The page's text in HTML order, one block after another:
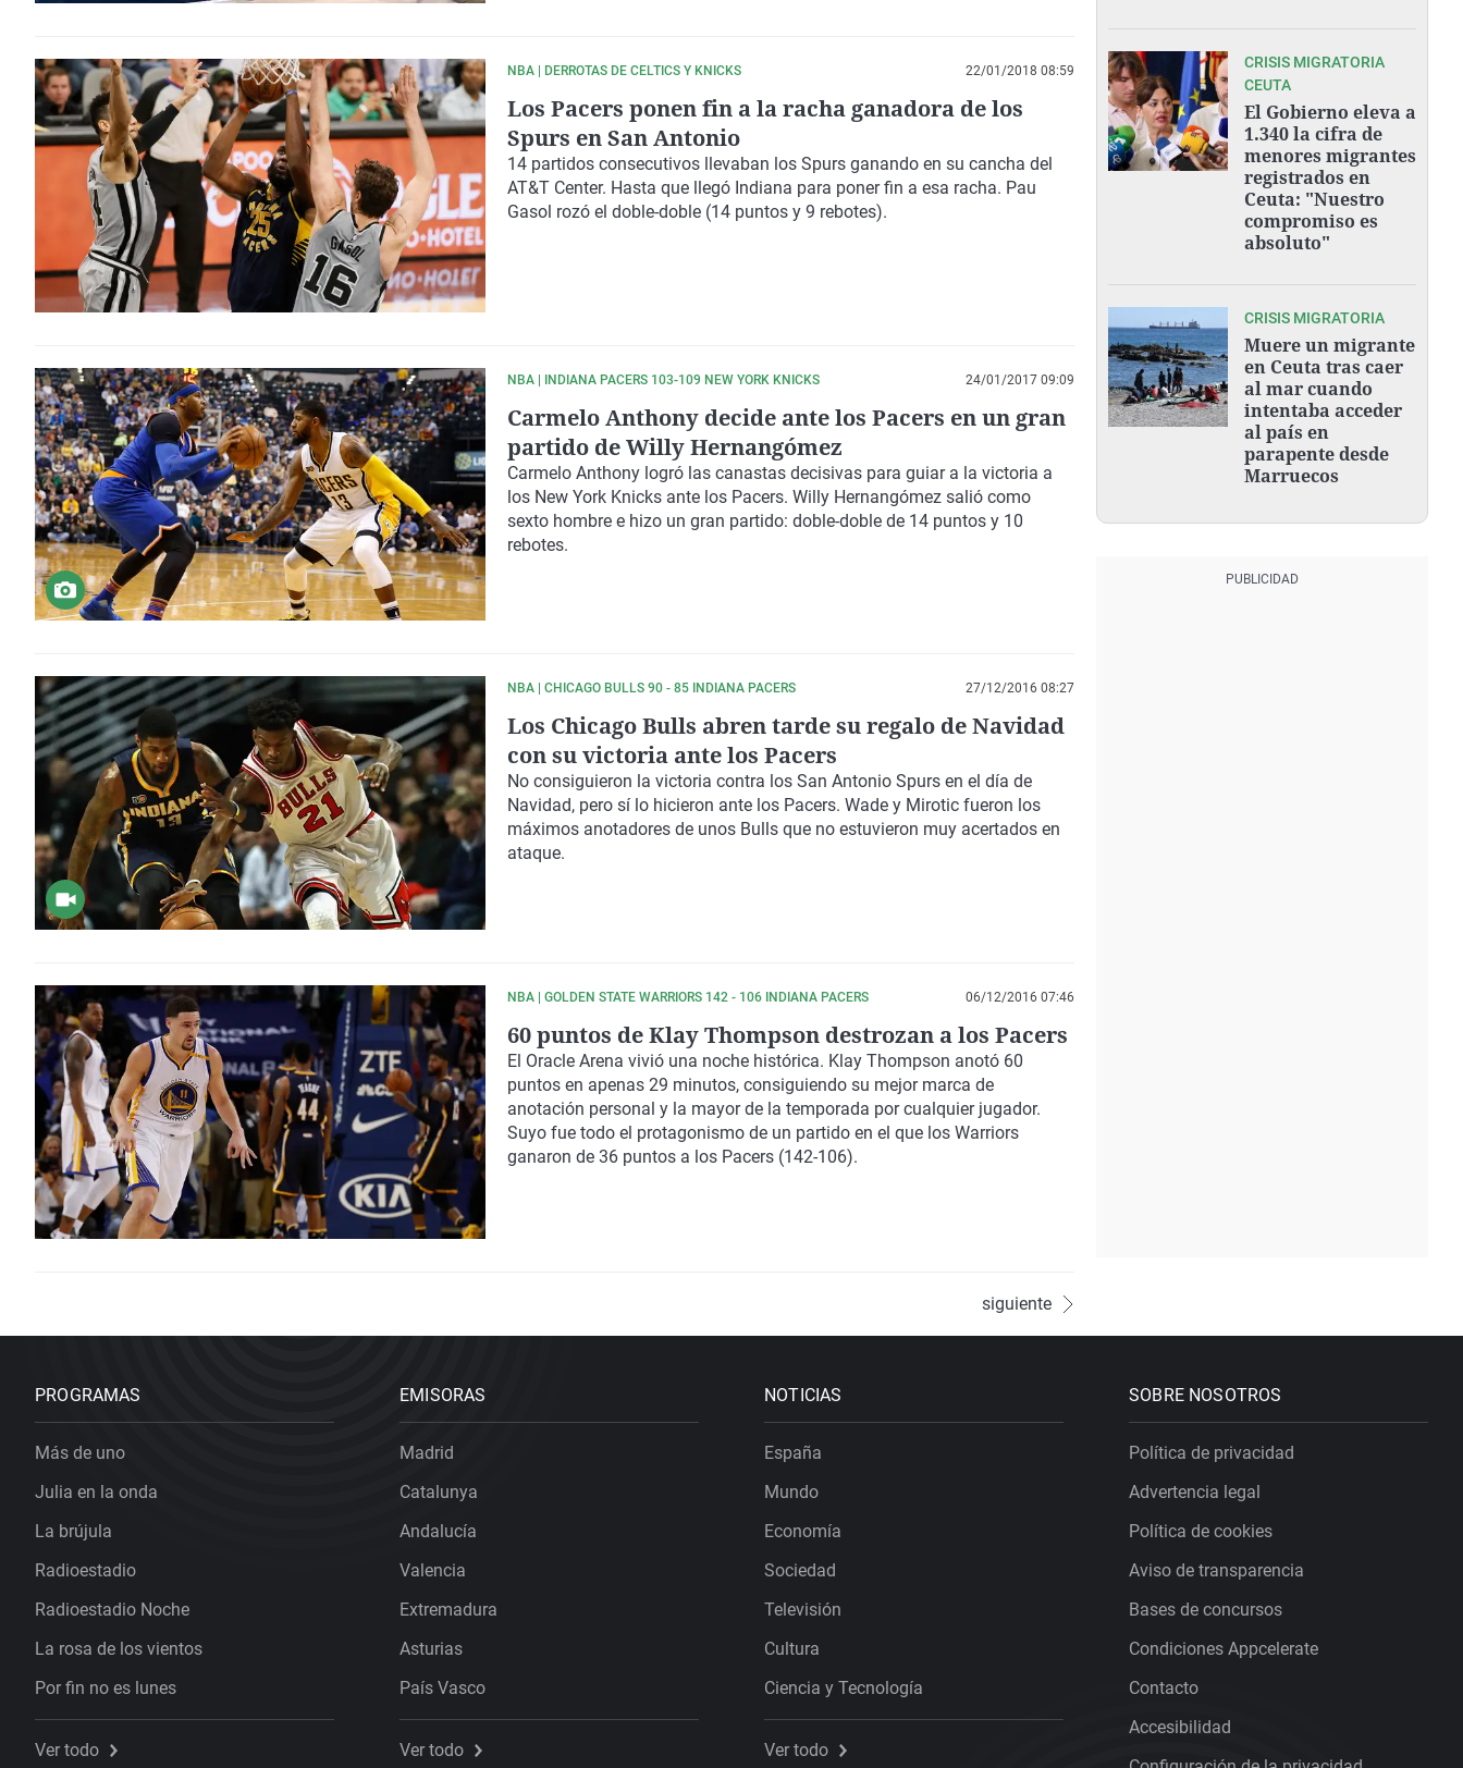
NBA | DERROTAS DE CELTICS Y KNICKS 22/01/2018 08:59
Los Pacers ponen fin a la racha ganadora de los
Spurs en San Antonio
14 partidos consecutivos llevaban los Spurs ganando en su cancha del
AT&T Center. Hasta que llegó Indiana para poner fin a esa racha. Pau
Gasol rozó el doble-doble (14 puntos y 9 rebotes).
NBA | INDIANA PACERS 103-109 NEW YORK KNICKS 24/01/2017 09:09
Carmelo Anthony decide ante los Pacers en un gran
partido de Willy Hernangómez
Carmelo Anthony logró las canastas decisivas para guiar a la victoria a
los New York Knicks ante los Pacers. Willy Hernangómez salió como
sexto hombre e hizo un gran partido: doble-doble de 14 puntos y 10
rebotes.
NBA | CHICAGO BULLS 90 - 85 INDIANA PACERS 27/12/2016 08:27
Los Chicago Bulls abren tarde su regalo de Navidad
con su victoria ante los Pacers
No consiguieron la victoria contra los San Antonio Spurs en el día de
Navidad, pero sí lo hicieron ante los Pacers. Wade y Mirotic fueron los
máximos anotadores de unos Bulls que no estuvieron muy acertados en
ataque.
NBA | GOLDEN STATE WARRIORS 142 - 106 INDIANA PACERS 06/12/2016 07:46
60 puntos de Klay Thompson destrozan a los Pacers
El Oracle Arena vivió una noche histórica. Klay Thompson anotó 60
puntos en apenas 29 minutos, consiguiendo su mejor marca de
anotación personal y la mayor de la temporada por cualquier jugador.
Suyo fue todo el protagonismo de un partido en el que los Warriors
ganaron de 36 puntos a los Pacers (142-106).
siguiente
CRISIS MIGRATORIA
CEUTA
El Gobierno eleva a
1.340 la cifra de
menores migrantes
registrados en
Ceuta: "Nuestro
compromiso es
absoluto"
CRISIS MIGRATORIA
Muere un migrante
en Ceuta tras caer
al mar cuando
intentaba acceder
al país en
parapente desde
Marruecos
PROGRAMAS
Más de uno
Julia en la onda
La brújula
Radioestadio
Radioestadio Noche
La rosa de los vientos
Por fin no es lunes
Ver todo
EMISORAS
Madrid
Catalunya
Andalucía
Valencia
Extremadura
Asturias
País Vasco
Ver todo
NOTICIAS
España
Mundo
Economía
Sociedad
Televisión
Cultura
Ciencia y Tecnología
Ver todo
SOBRE NOSOTROS
Política de privacidad
Advertencia legal
Política de cookies
Aviso de transparencia
Bases de concursos
Condiciones Appcelerate
Contacto
Accesibilidad